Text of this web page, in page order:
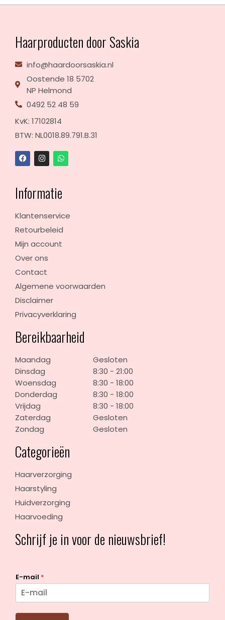
Haarproducten door Saskia
info@haardoorsaskia.nl
Oostende 18 5702
NP Helmond
0492 52 48 59
KvK: 17102814
BTW: NL0018.89.791.B.31
Informatie
Klantenservice
Retourbeleid
Mijn account
Over ons
Contact
Algemene voorwaarden
Disclaimer
Privacyverklaring
Bereikbaarheid
Maandag
Dinsdag
Woensdag
Donderdag
Vrijdag
Zaterdag
Zondag
Gesloten
8:30 - 21:00
8:30 - 18:00
8:30 - 18:00
8:30 - 18:00
Gesloten
Gesloten
Categorieën
Haarverzorging
Haarstyling
Huidverzorging
Haarvoeding
Schrijf je in voor de nieuwsbrief!
E-mail *